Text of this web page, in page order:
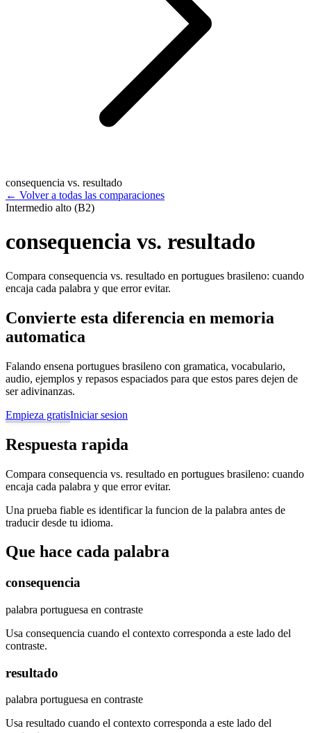
consequencia vs. resultado
← Volver a todas las comparaciones
Intermedio alto (B2)
consequencia vs. resultado
Compara consequencia vs. resultado en portugues brasileno: cuando
encaja cada palabra y que error evitar.
Convierte esta diferencia en memoria
automatica
Falando ensena portugues brasileno con gramatica, vocabulario,
audio, ejemplos y repasos espaciados para que estos pares dejen de
ser adivinanzas.
Empieza gratisIniciar sesion
Respuesta rapida
Compara consequencia vs. resultado en portugues brasileno: cuando
encaja cada palabra y que error evitar.
Una prueba fiable es identificar la funcion de la palabra antes de
traducir desde tu idioma.
Que hace cada palabra
consequencia
palabra portuguesa en contraste
Usa consequencia cuando el contexto corresponda a este lado del
contraste.
resultado
palabra portuguesa en contraste
Usa resultado cuando el contexto corresponda a este lado del